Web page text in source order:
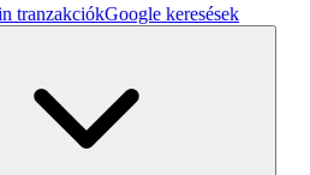
tranzakciókGoogle keresések